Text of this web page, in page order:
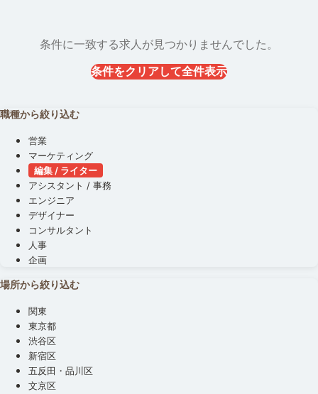
条件に一致する求人が見つかりませんでした。
条件をクリアして全件表示
職種から絞り込む
営業
マーケティング
編集 / ライター
アシスタント / 事務
エンジニア
デザイナー
コンサルタント
人事
企画
場所から絞り込む
関東
東京都
渋谷区
新宿区
五反田・品川区
文京区